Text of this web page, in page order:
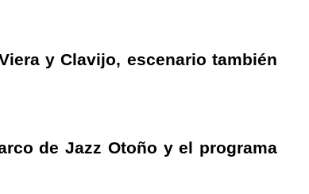
y Clavijo, escenario también
de Jazz Otoño y el programa